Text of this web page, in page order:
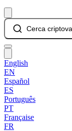
Cerca
English
EN
Español
ES
Português
PT
Française
FR